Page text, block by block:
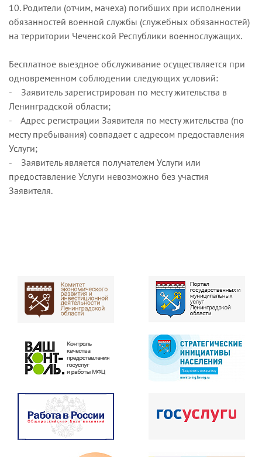
10. Родители (отчим, мачеха) погибших при исполнении
обязанностей военной службы (служебных обязанностей)
на территории Чеченской Республики военнослужащих.
Бесплатное выездное обслуживание осуществляется при
одновременном соблюдении следующих условий:
- Заявитель зарегистрирован по месту жительства в
Ленинградской области;
- Адрес регистрации Заявителя по месту жительства (по
месту пребывания) совпадает с адресом предоставления
Услуги;
- Заявитель является получателем Услуги или
предоставление Услуги невозможно без участия
Заявителя.